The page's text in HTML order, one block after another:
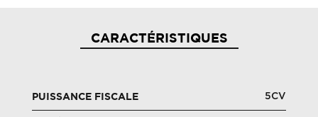
CARACTÉRISTIQUES
PUISSANCE FISCALE 5CV